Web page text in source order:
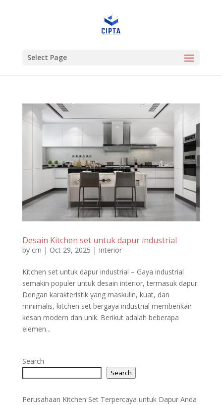
Select Page
Desain Kitchen set untuk dapur industrial
by crn | Oct 29, 2025 | Interior
Kitchen set untuk dapur industrial – Gaya industrial
semakin populer untuk desain interior, termasuk dapur.
Dengan karakteristik yang maskulin, kuat, dan
minimalis, kitchen set bergaya industrial memberikan
kesan modern dan unik. Berikut adalah beberapa
elemen...
Search
Search
Perusahaan Kitchen Set Terpercaya untuk Dapur Anda